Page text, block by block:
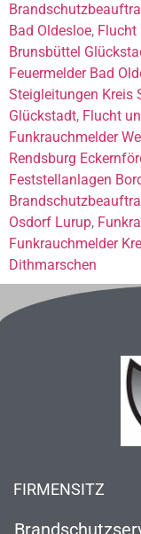
Bad Oldesloe, Flucht
Brunsbüttel
Feuermelder Bad
Steigleitungen Kreis
Glückstadt, Flucht
Funkrauchmelder
Rendsburg
Feststellanlagen
Osdorf Lurup,
Funkrauchmelder
Dithmarschen
FIRMENSITZ